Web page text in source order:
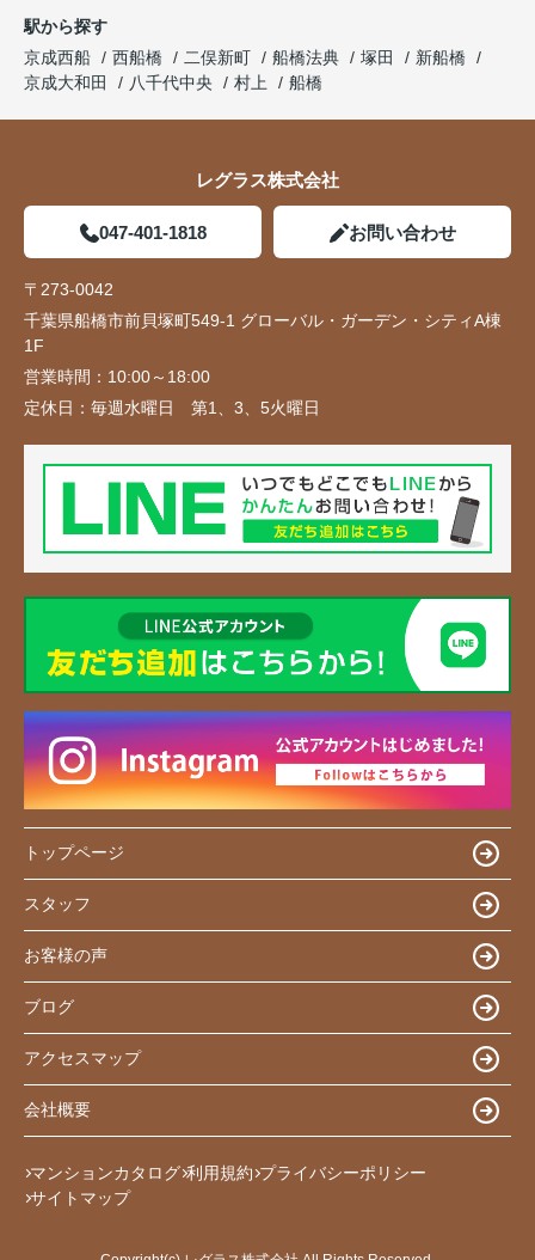
駅から探す
京成西船
西船橋 二俣新町 船橋法典 塚田
新船橋
京成大和田
八千代中央 村上 船橋
レグラス株式会社
047-401-1818 お問い合わせ
〒273-0042
千葉県船橋市前貝塚町549-1 グローバル・ガーデン・シティA棟
1F
営業時間： 10:00～18:00
定休日： 毎週水曜日 第1、3、5火曜日
トップページ
スタッフ
お客様の声
ブログ
アクセスマップ
会社概要
マンションカタログ 利用規約 プライバシーポリシー
サイトマップ